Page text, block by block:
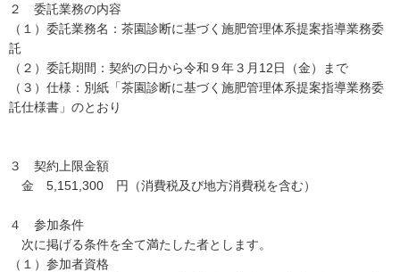
２ 委託業務の内容
（１）委託業務名：茶園診断に基づく施肥管理体系提案指導業務委
託
（２）委託期間：契約の日から令和９年３月12日（金）まで
（３）仕様：別紙「茶園診断に基づく施肥管理体系提案指導業務委
託仕様書」のとおり
３ 契約上限金額
金 5,151,300 円（消費税及び地方消費税を含む）
４ 参加条件
次に掲げる条件を全て満たした者とします。
（１）参加者資格